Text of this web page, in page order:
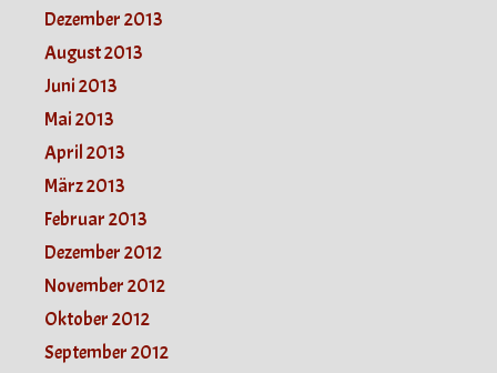
Dezember 2013
August 2013
Juni 2013
Mai 2013
April 2013
März 2013
Februar 2013
Dezember 2012
November 2012
Oktober 2012
September 2012